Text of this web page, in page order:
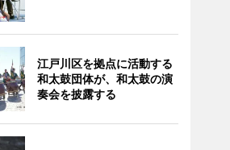
江戸川区を拠点に活動する
和太鼓団体が、和太鼓の演
奏会を披露する